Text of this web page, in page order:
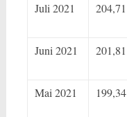
Juli 2021 204,71
Juni 2021
201,81
Mai 2021
199,34